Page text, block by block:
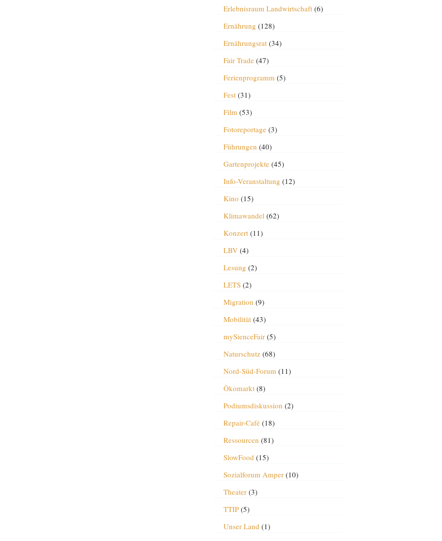
Erlebnisraum Landwirtschaft(6)
Ernährung (128)
Ernährungsrat(34)
Fair Trade(47)
Ferienprogramm(5)
Fest(31)
Film(53)
Fotoreportage(3)
Führungen (40)
Gartenprojekte(45)
Info-Veranstaltung (12)
Kino (15)
Klimawandel(62)
Konzert(11)
LBV(4)
Lesung (2)
LETS(2)
Migration (9)
Mobilität(43)
mySienceFair(5)
Naturschutz(68)
Nord-Süd-Forum(11)
Ökomarkt(8)
Podiumsdiskussion (2)
Repair-Café(18)
Ressourcen (81)
SlowFood (15)
Sozialforum Amper(10)
Theater(3)
TTIP(5)
Unser Land (1)